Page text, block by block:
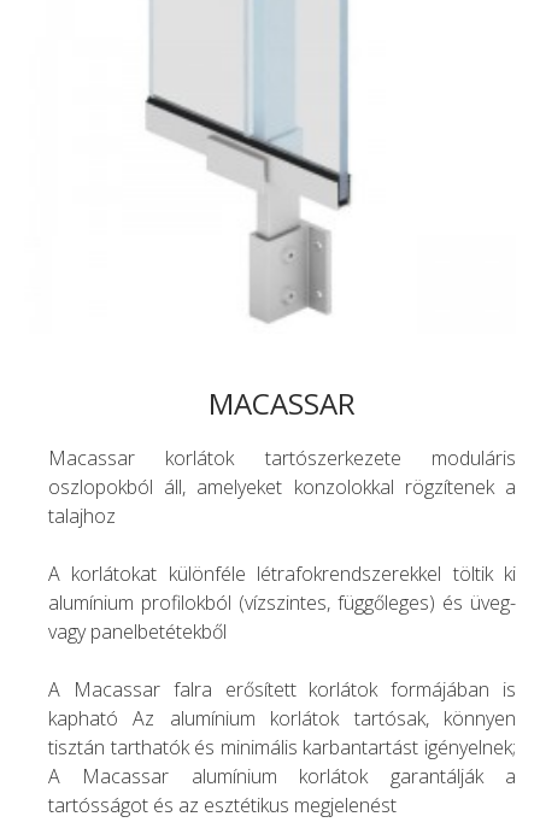
MACASSAR
Macassar korlátok tartószerkezete moduláris
oszlopokból áll, amelyeket konzolokkal rögzítenek a
talajhoz
A korlátokat különféle létrafokrendszerekkel töltik ki
alumínium profilokból (vízszintes, függőleges) és üveg-
vagy panelbetétekből
A Macassar falra erősített korlátok formájában is
kapható Az alumínium korlátok tartósak, könnyen
tisztán tarthatók és minimális karbantartást igényelnek;
A Macassar alumínium korlátok garantálják a
tartósságot és az esztétikus megjelenést